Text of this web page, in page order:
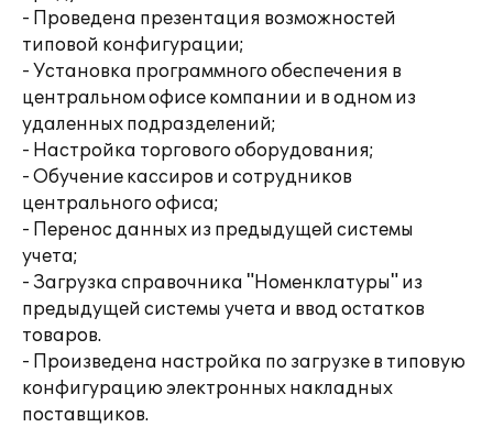
- Проведена презентация возможностей
типовой конфигурации;
- Установка программного обеспечения в
центральном офисе компании и в одном из
удаленных подразделений;
- Настройка торгового оборудования;
- Обучение кассиров и сотрудников
центрального офиса;
- Перенос данных из предыдущей системы
учета;
- Загрузка справочника "Номенклатуры" из
предыдущей системы учета и ввод остатков
товаров.
- Произведена настройка по загрузке в типовую
конфигурацию электронных накладных
поставщиков.